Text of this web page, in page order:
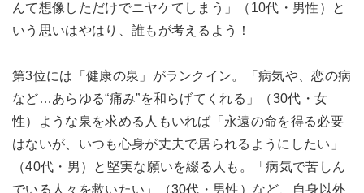
んて想像しただけでニヤケてしまう」（10代・男性）と
いう思いはやはり、誰もが考えるよう！
第3位には「健康の泉」がランクイン。「病気や、恋の病
など…あらゆる“痛み”を和らげてくれる」（30代・女
性）ような泉を求める人もいれば「永遠の命を得る必要
はないが、いつも心身が丈夫で居られるようにしたい」
（40代・男）と堅実な願いを綴る人も。「病気で苦しん
でいる人々を救いたい」（30代・男性）など、自身以外